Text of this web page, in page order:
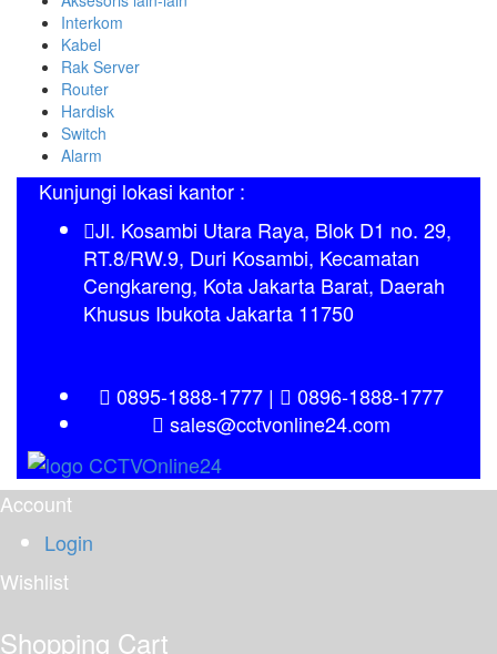
Interkom
Kabel
Rak Server
Router
Hardisk
Switch
Alarm
Kunjungi lokasi kantor :
Jl. Kosambi Utara Raya, Blok D1 no. 29,
RT.8/RW.9, Duri Kosambi, Kecamatan
Cengkareng, Kota Jakarta Barat, Daerah
Khusus Ibukota Jakarta 11750
0895-1888-1777|
0896-1888-1777
sales@cctvonline24.com
Account
Login
Wishlist
Shopping Cart